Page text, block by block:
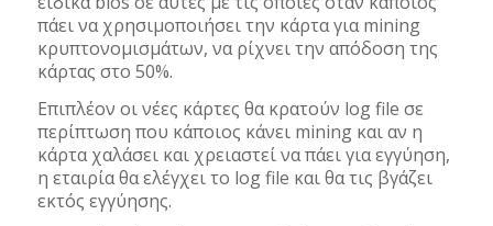
πάει να χρησιμοποιήσει την κάρτα για mining
κρυπτονομισμάτων, να ρίχνει την απόδοση της
κάρτας στο 50%.
Επιπλέον οι νέες κάρτες θα κρατούν log file σε
περίπτωση που κάποιος κάνει mining και αν η
κάρτα χαλάσει και χρειαστεί να πάει για εγγύηση,
η εταιρία θα ελέγχει το log file και θα τις βγάζει
εκτός εγγύησης.